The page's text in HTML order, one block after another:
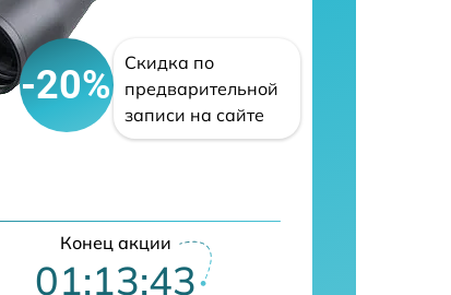
-20%
Скидка по
предварительной
записи на сайте
Конец акции
01:13:42